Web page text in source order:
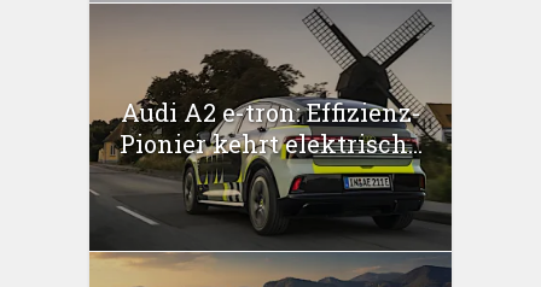
Audi A2 e-tron: Effizienz-
Pionier kehrt elektrisch...